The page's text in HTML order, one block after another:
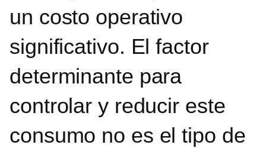
un costo operativo
significativo. El factor
determinante para
controlar y reducir este
consumo no es el tipo de